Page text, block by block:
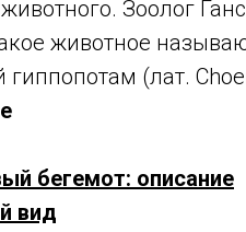
животного. Зоолог
животное
(лат.
бегемот: описание
вид